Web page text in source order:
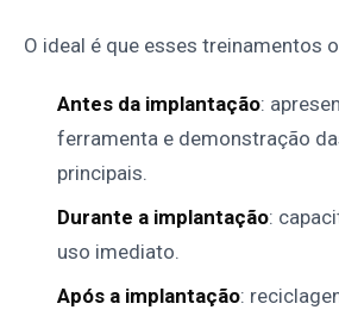
O ideal é que esses treinamentos
Antes da implantação:
ferramenta e demonstração
principais.
Durante a implantação:
uso imediato.
Após a implantação: